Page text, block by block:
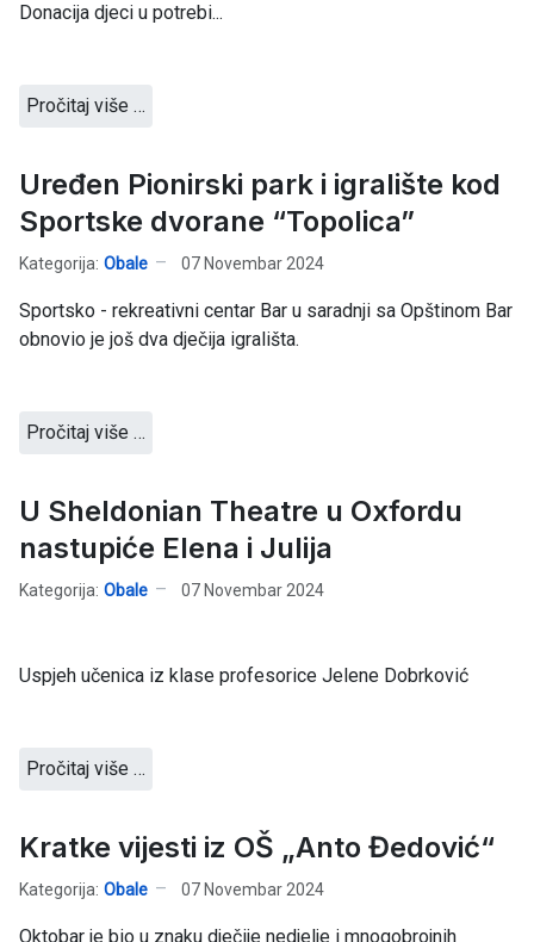
Donacija djeci u potrebi...
Pročitaj više …
Uređen Pionirski park i igralište kod
Sportske dvorane “Topolica”
Kategorija: Obale 07 Novembar 2024
Sportsko - rekreativni centar Bar u saradnji sa Opštinom Bar
obnovio je još dva dječija igrališta.
Pročitaj više …
U Sheldonian Theatre u Oxfordu
nastupiće Elena i Julija
Kategorija: Obale 07 Novembar 2024
Uspjeh učenica iz klase profesorice Jelene Dobrković
Pročitaj više …
Kratke vijesti iz OŠ „Anto Đedović“
Kategorija: Obale 07 Novembar 2024
Oktobar je bio u znaku dječije nedjelje i mnogobrojnih